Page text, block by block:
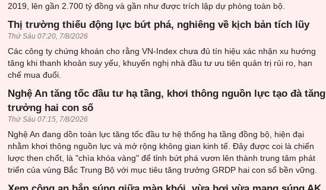
2019, lên gần 2.700 tỷ đồng và gần như được trích lập dự phòng toàn bộ.
Thị trường thiếu động lực bứt phá, nghiêng về kịch bản tích lũy
Thứ Sáu 07:20, 7/8/2026
Các công ty chứng khoán cho rằng VN-Index chưa đủ tín hiệu xác nhận xu hướng
tăng khi thanh khoản suy yếu, khuyến nghị nhà đầu tư ưu tiên quản trị rủi ro, hạn
chế mua đuổi.
Nghệ An tăng tốc đầu tư hạ tầng, khơi thông nguồn lực tạo đà tăng
trưởng hai con số
Thứ Sáu 07:15, 7/8/2026
Nghệ An đang dồn toàn lực tăng tốc đầu tư hệ thống hạ tầng đồng bộ, hiện đại
nhằm khơi thông nguồn lực và mở rộng không gian kinh tế. Đây được coi là chiến
lược then chốt, là "chìa khóa vàng" để tỉnh bứt phá vươn lên thành trung tâm phát
triển của vùng Bắc Trung Bộ với mục tiêu tăng trưởng GRDP hai con số bền vững.